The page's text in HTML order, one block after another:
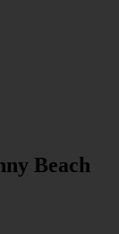
Beach